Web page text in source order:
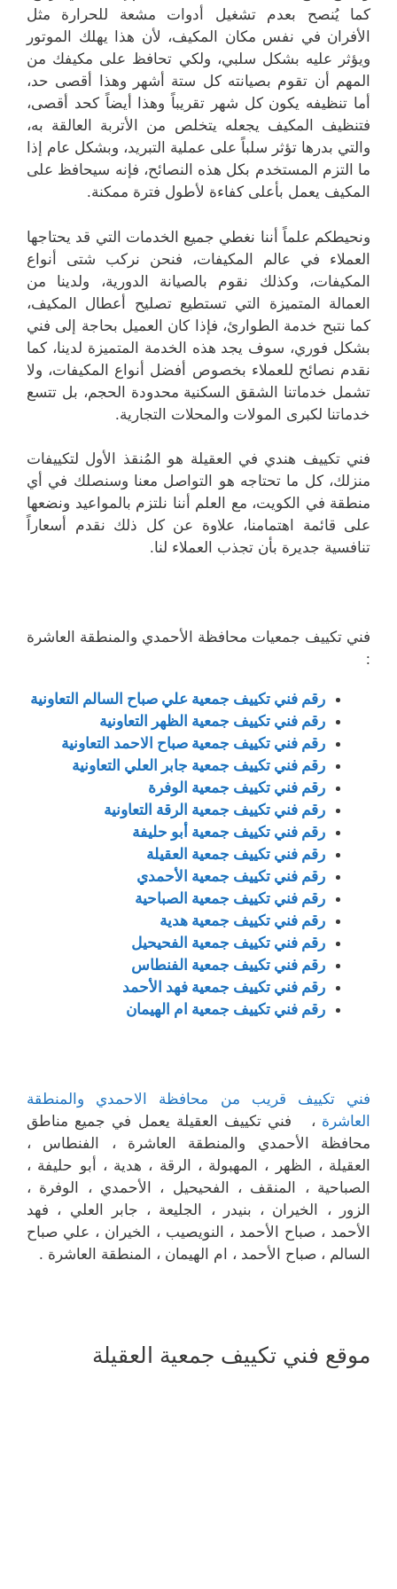
كما يُنصح بعدم تشغيل أدوات مشعة للحرارة مثل
الأفران في نفس مكان المكيف، لأن هذا يهلك الموتور
ويؤثر عليه بشكل سلبي، ولكي تحافظ على مكيفك من
المهم أن تقوم بصيانته كل ستة أشهر وهذا أقصى حد،
أما تنظيفه يكون كل شهر تقريباً وهذا أيضاً كحد أقصى،
فتنظيف المكيف يجعله يتخلص من الأتربة العالقة به،
والتي بدرها تؤثر سلباً على عملية التبريد، وبشكل عام إذا
ما التزم المستخدم بكل هذه النصائح، فإنه سيحافظ على
المكيف يعمل بأعلى كفاءة لأطول فترة ممكنة.
ونحيطكم علماً أننا نغطي جميع الخدمات التي قد يحتاجها
العملاء في عالم المكيفات، فنحن نركب شتى أنواع
المكيفات، وكذلك نقوم بالصيانة الدورية، ولدينا من
العمالة المتميزة التي تستطيع تصليح أعطال المكيف،
كما نتبح خدمة الطوارئ، فإذا كان العميل بحاجة إلى فني
بشكل فوري، سوف يجد هذه الخدمة المتميزة لدينا، كما
نقدم نصائح للعملاء بخصوص أفضل أنواع المكيفات، ولا
تشمل خدماتنا الشقق السكنية محدودة الحجم، بل تتسع
خدماتنا لكبرى المولات والمحلات التجارية.
فني تكييف هندي في العقيلة هو المُنقذ الأول لتكييفات
منزلك، كل ما تحتاجه هو التواصل معنا وسنصلك في أي
منطقة في الكويت، مع العلم أننا نلتزم بالمواعيد ونضعها
على قائمة اهتمامنا، علاوة عن كل ذلك نقدم أسعاراً
تنافسية جديرة بأن تجذب العملاء لنا.
فني تكييف جمعيات محافظة الأحمدي والمنطقة العاشرة
:
رقم فني تكييف جمعية علي صباح السالم التعاونية
رقم فني تكييف جمعية الظهر التعاونية
رقم فني تكييف جمعية صباح الاحمد التعاونية
رقم فني تكييف جمعية جابر العلي التعاونية
رقم فني تكييف جمعية الوفرة
رقم فني تكييف جمعية الرقة التعاونية
رقم فني تكييف جمعية أبو حليفة
رقم فني تكييف جمعية العقيلة
رقم فني تكييف جمعية الأحمدي
رقم فني تكييف جمعية الصباحية
رقم فني تكييف جمعية هدية
رقم فني تكييف جمعية الفحيحيل
رقم فني تكييف جمعية الفنطاس
رقم فني تكييف جمعية فهد الأحمد
رقم فني تكييف جمعية ام الهيمان
فني تكييف قريب من محافظة الاحمدي والمنطقة
العاشرة ، فني تكييف العقيلة يعمل في جميع مناطق
محافظة الأحمدي والمنطقة العاشرة ، الفنطاس ،
العقيلة ، الظهر ، المهبولة ، الرقة ، هدية ، أبو حليفة ،
الصباحية ، المنقف ، الفحيحيل ، الأحمدي ، الوفرة ،
الزور ، الخيران ، بنيدر ، الجليعة ، جابر العلي ، فهد
الأحمد ، صباح الأحمد ، النويصيب ، الخيران ، علي صباح
السالم ، صباح الأحمد ، ام الهيمان ، المنطقة العاشرة .
موقع فني تكييف جمعية العقيلة